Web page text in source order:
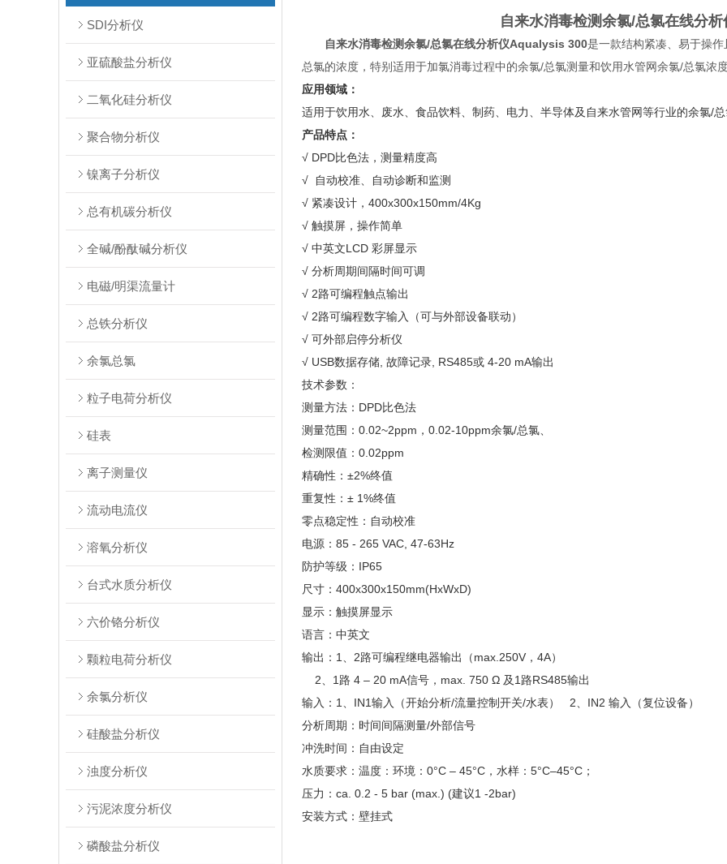
SDI分析仪
亚硫酸盐分析仪
二氧化硅分析仪
聚合物分析仪
镍离子分析仪
总有机碳分析仪
全碱/酚酞碱分析仪
电磁/明渠流量计
总铁分析仪
余氯总氯
粒子电荷分析仪
硅表
离子测量仪
流动电流仪
溶氧分析仪
台式水质分析仪
六价铬分析仪
颗粒电荷分析仪
余氯分析仪
硅酸盐分析仪
浊度分析仪
污泥浓度分析仪
磷酸盐分析仪
自来水消毒检测余氯/总氯在线分析
自来水消毒检测余氯/总氯在线分析仪Aqualysis 300是一款结构紧凑、易于操
总氯的浓度，特别适用于加氯消毒过程中的余氯/总氯测量和饮用水管网余氯/总氯浓
应用领域：
适用于饮用水、废水、食品饮料、制药、电力、半导体及自来水管网等行业的余氯/
产品特点：
√ DPD比色法，测量精度高
√ 自动校准、自动诊断和监测
√ 紧凑设计，400x300x150mm/4Kg
√ 触摸屏，操作简单
√ 中英文LCD 彩屏显示
√ 分析周期间隔时间可调
√ 2路可编程触点输出
√ 2路可编程数字输入（可与外部设备联动）
√ 可外部启停分析仪
√ USB数据存储, 故障记录, RS485或 4-20 mA输出
技术参数：
测量方法：DPD比色法
测量范围：0.02~2ppm，0.02-10ppm余氯/总氯、
检测限值：0.02ppm
精确性：±2%终值
重复性：± 1%终值
零点稳定性：自动校准
电源：85 - 265 VAC, 47-63Hz
防护等级：IP65
尺寸：400x300x150mm(HxWxD)
显示：触摸屏显示
语言：中英文
输出：1、2路可编程继电器输出（max.250V，4A）
2、1路 4 – 20 mA信号，max. 750 Ω 及1路RS485输出
输入：1、IN1输入（开始分析/流量控制开关/水表） 2、IN2 输入（复位设备）
分析周期：时间间隔测量/外部信号
冲洗时间：自由设定
水质要求：温度：环境：0°C – 45°C，水样：5°C–45°C；
压力：ca. 0.2 - 5 bar (max.) (建议1 -2bar)
安装方式：壁挂式